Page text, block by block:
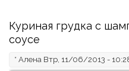
Куриная грудка с
соусе
* Алена Втр, 11/06/2013 -